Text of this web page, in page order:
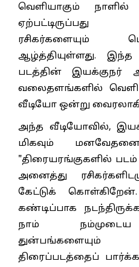
வெளியாகும்
ஏற்பட்டிருப்பது
ரசிகர்களையும்
ஆழ்த்தியுள்ளது.
படத்தின் இயக்குநர்
வலைதளங்களில்
வீடியோ ஒன்று வைரலாகி
அந்த வீடியோவில்,
மிகவும்
"திரையரங்குகளில் படம்
அனைத்து
கேட்டுக்
கண்டிப்பாக
நாம்
திரைப்படத்தைப்